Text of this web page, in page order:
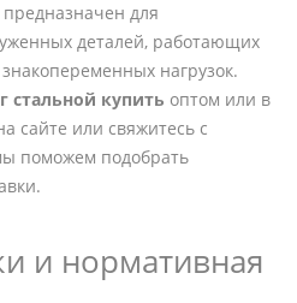
для
деталей, работающих
нагрузок.
стальной купить оптом или в
сайте или свяжитесь с
поможем подобрать
и нормативная